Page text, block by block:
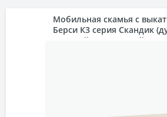
Мобильная скамья с
Берси К3 серия Скандик
зеленый ментоловый)